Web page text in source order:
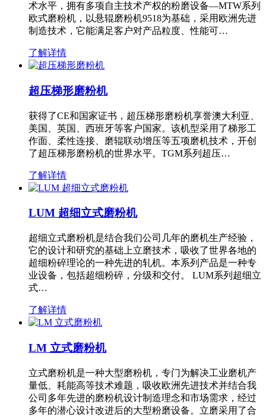
术水平，拥有多项自主技术产权的粉磨设备—MTW系列
欧式磨粉机，以悬辊磨粉机9518为基础，采用欧洲先进
制造技术，它能满足客户对产品粒度、性能可…
了解详情
超压梯形磨粉机
获得了CE和国家证书，超压梯形磨粉机享誉澳大利亚、
美国、英国、西班牙等客户国家。该机型采用了梯形工
作面、柔性连接、磨辊联动增压等五项磨机技术，开创
了超压梯形磨粉机的世界水平。TGM系列超压…
了解详情
LUM 超细立式磨粉机
超细立式磨粉机是结合我们公司几年的磨机生产经验，
它的设计和研究的基础上立磨技术，吸收了世界各地的
超细粉碎理论的一种先进的轧机。本系列产品是一种专
业设备，包括超细粉碎，分级和交付。 LUM系列超细立
式…
了解详情
LM 立式磨粉机
立式磨粉机是一种大型磨粉机，专门为解决工业磨机产
量低、耗能高等技术难题，吸收欧洲先进技术并结合我
公司多年先进的磨粉机设计制造理念和市场需求，经过
多年的潜心设计改进后的大型粉磨设备。立磨采用了合